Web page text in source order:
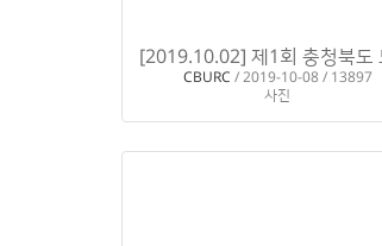
CBURC / 2019-10-08 / 13897
사진